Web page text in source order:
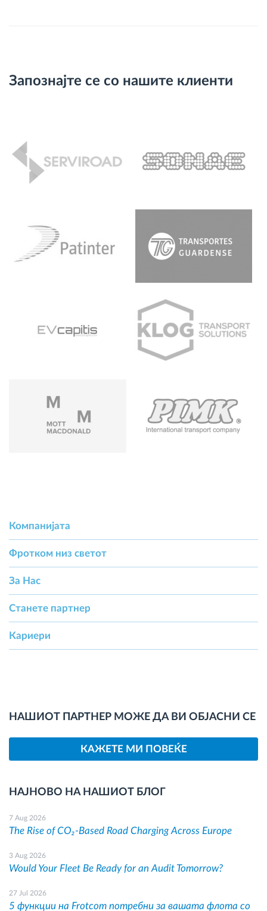
Запознајте се со нашите клиенти
Компанијата
Фротком низ светот
За Hас
Станете партнер
Кариери
НАШИОТ ПАРТНЕР МОЖЕ ДА ВИ ОБЈАСНИ СЕ
КАЖЕТЕ МИ ПОВЕЌЕ
НАЈНОВО НА НАШИОТ БЛОГ
7 Aug 2026
The Rise of CO₂-Based Road Charging Across Europe
3 Aug 2026
Would Your Fleet Be Ready for an Audit Tomorrow?
27 Jul 2026
5 функции на Frotcom потребни за вашата флота со